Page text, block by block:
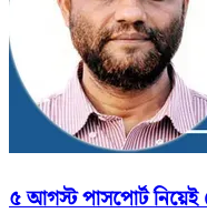
৫ আগস্ট পাসপোর্ট নিয়েই